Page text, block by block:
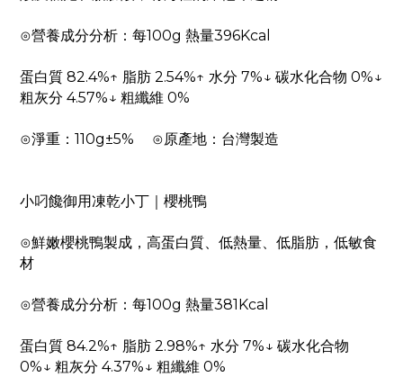
⊙營養成分分析：每100g 熱量396Kcal
蛋白質 82.4%↑ 脂肪 2.54%↑ 水分 7%↓ 碳水化合物 0%↓
粗灰分 4.57%↓ 粗纖維 0%
⊙淨重：110g±5% ⊙原產地：台灣製造
小叼饞御用凍乾小丁｜櫻桃鴨
⊙鮮嫩櫻桃鴨製成，高蛋白質、低熱量、低脂肪，低敏食
材
⊙營養成分分析：每100g 熱量381Kcal
蛋白質 84.2%↑ 脂肪 2.98%↑ 水分 7%↓ 碳水化合物
0%↓ 粗灰分 4.37%↓ 粗纖維 0%